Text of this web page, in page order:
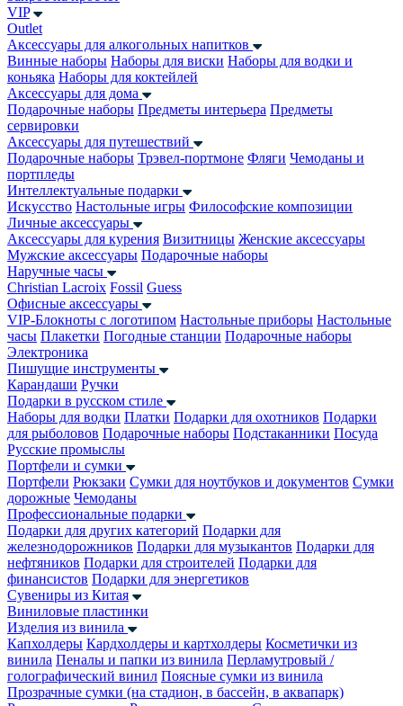
VIP
Outlet
Аксессуары для алкогольных напитков
Винные наборы Наборы для виски Наборы для водки и
коньяка Наборы для коктейлей
Аксессуары для дома
Подарочные наборы Предметы интерьера Предметы
сервировки
Аксессуары для путешествий
Подарочные наборы Трэвел-портмоне Фляги Чемоданы и
портпледы
Интеллектуальные подарки
Искусство Настольные игры Философские композиции
Личные аксессуары
Аксессуары для курения Визитницы Женские аксессуары
Мужские аксессуары Подарочные наборы
Наручные часы
Christian Lacroix Fossil Guess
Офисные аксессуары
VIP-Блокноты с логотипом Настольные приборы Настольные
часы Плакетки Погодные станции Подарочные наборы
Электроника
Пишущие инструменты
Карандаши Ручки
Подарки в русском стиле
Наборы для водки Платки Подарки для охотников Подарки
для рыболовов Подарочные наборы Подстаканники Посуда
Русские промыслы
Портфели и сумки
Портфели Рюкзаки Сумки для ноутбуков и документов Сумки
дорожные Чемоданы
Профессиональные подарки
Подарки для других категорий Подарки для
железнодорожников Подарки для музыкантов Подарки для
нефтяников Подарки для строителей Подарки для
финансистов Подарки для энергетиков
Сувениры из Китая
Виниловые пластинки
Изделия из винила
Капхолдеры Кардхолдеры и картхолдеры Косметички из
винила Пеналы и папки из винила Перламутровый /
голографический винил Поясные сумки из винила
Прозрачные сумки (на стадион, в бассейн, в аквапарк)